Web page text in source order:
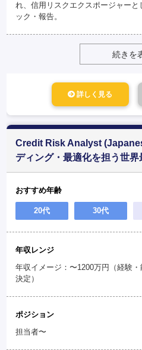
れ、信用リスクエクスポージャー
ック・報告。
続きを
詳しく見る
Credit Risk Analyst
ディング・最適化を担う世
おすすめ年齢
20代 30代
年収レンジ
年収イメージ：〜1200万円（経験
決定）
ポジション
担当者〜